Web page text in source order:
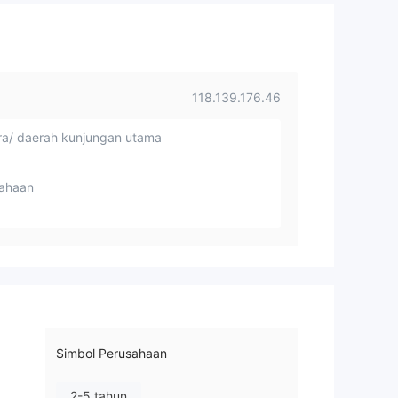
118.139.176.46
daerah kunjungan utama
Simbol Perusahaan